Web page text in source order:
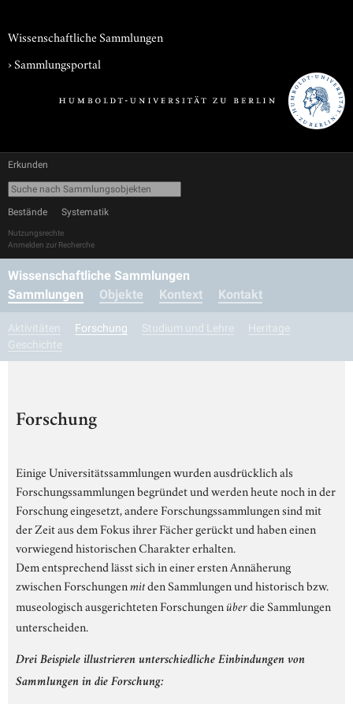
Wissenschaftliche Sammlungen
›Sammlungsportal
Erkunden
Bestände Systematik
Nutzungsrechte
Anmelden zur Recherche
Wissenschaftliche Sammlungen
Sammlungen
Objekte Kontext Kontakt
Aktivitäten Forschung Studium und Lehre
Heritage
Geschichte
Forschung
Einige Universitätssammlungen wurden ausdrücklich als
Forschungssammlungen begründet und werden heute noch in der
Forschung eingesetzt, andere Forschungssammlungen sind mit
der Zeit aus dem Fokus ihrer Fächer gerückt und haben einen
vorwiegend historischen Charakter erhalten.
Dem entsprechend lässt sich in einer ersten Annäherung
zwischen Forschungen mitden Sammlungen und historisch bzw.
museologisch ausgerichteten Forschungen überdie Sammlungen
unterscheiden.
Drei Beispiele illustrieren unterschiedliche Einbindungen von
Sammlungen in die Forschung: